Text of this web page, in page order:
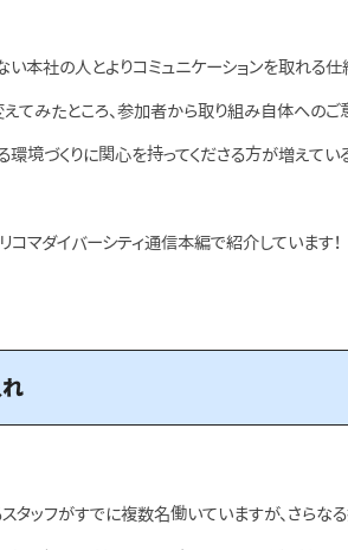
い本社の人とよりコミュニケーションを取れる仕
てみたところ、参加者から取り組み自体へのご
環境づくりに関心を持ってくださる方が増えてい
マダイバーシティ通信本編で紹介しています！
タッフがすでに複数名働いていますが、さら